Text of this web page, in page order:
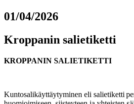
01/04/2026
Kroppanin salietiketti
KROPPANIN SALIETIKETTI
Kuntosalikäyttäytyminen eli salietiketti